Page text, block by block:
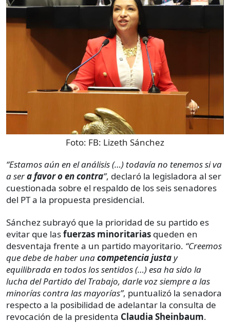
Foto: FB: Lizeth Sánchez
“Estamos aún en el análisis (…) todavía no tenemos si va
a sera favor o en contra”, declaró la legisladora al ser
cuestionada sobre el respaldo de los seis senadores
del PT a la propuesta presidencial.
Sánchez subrayó que la prioridad de su partido es
evitar que lasfuerzas minoritarias queden en
desventaja frente a un partido mayoritario. “Creemos
que debe de haber unacompetencia justay
equilibrada en todos los sentidos (…) esa ha sido la
lucha del Partido del Trabajo, darle voz siempre a las
minorías contra las mayorías”, puntualizó la senadora
respecto a la posibilidad de adelantar la consulta de
revocación de la presidenta Claudia Sheinbaum.